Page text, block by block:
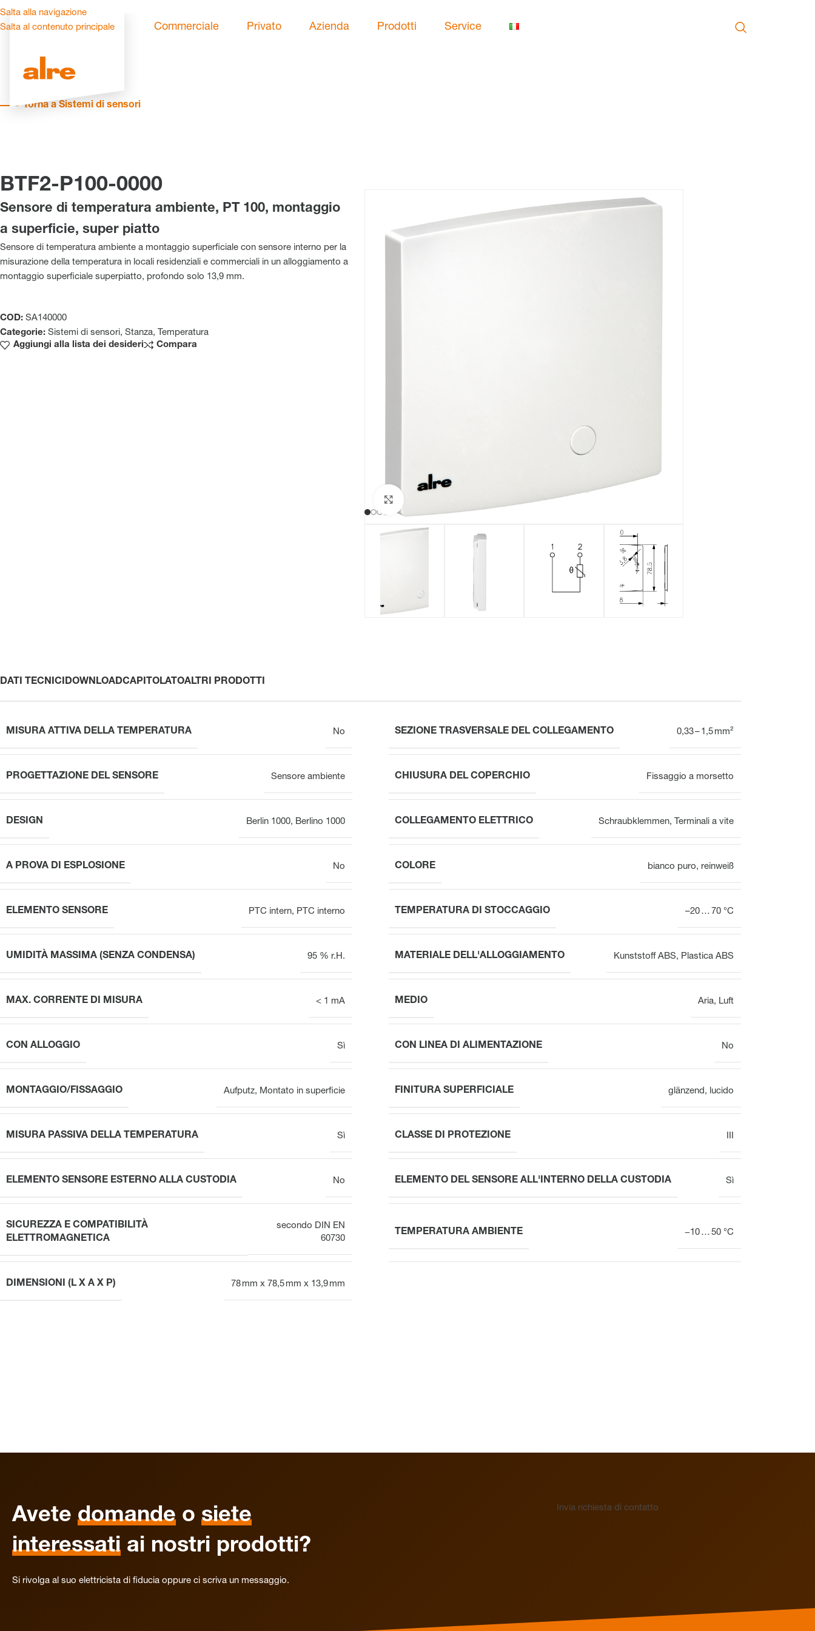
Salta alla navigazione
Salta al contenuto principale
Commerciale Privato Azienda Prodotti
VOOPx
Attuatori elettrotermici per
Attuatori elettrotermici per
Service
Torna a Sistemi di sensori
BTF2-P100-0000
Sensore di temperatura ambiente, PT 100, montaggio
a superficie, super piatto
Sensore di temperatura ambiente a montaggio superficiale con sensore interno per la
misurazione della temperatura in locali residenziali e commerciali in un alloggiamento a
montaggio superficiale superpiatto, profondo solo 13,9 mm.
COD: SA140000
Categorie: Sistemi di sensori, Stanza, Temperatura
Aggiungi alla lista dei desideri
Compara
DATI TECNICIDOWNLOADCAPITOLATOALTRI PRODOTTI
MISURA ATTIVA DELLA TEMPERATURA No SEZIONE TRASVERSALE DEL COLLEGAMENTO 0,33 – 1,5 mm²
PROGETTAZIONE DEL SENSORE Sensore ambiente CHIUSURA DEL COPERCHIO Fissaggio a morsetto
DESIGN Berlin 1000, Berlino 1000 COLLEGAMENTO ELETTRICO Schraubklemmen, Terminali a vite
A PROVA DI ESPLOSIONE No COLORE bianco puro, reinweiß
ELEMENTO SENSORE PTC intern, PTC interno TEMPERATURA DI STOCCAGGIO –20 … 70 °C
UMIDITÀ MASSIMA (SENZA CONDENSA) 95 % r.H. MATERIALE DELL'ALLOGGIAMENTO Kunststoff ABS, Plastica ABS
MAX. CORRENTE DI MISURA < 1 mA MEDIO Aria, Luft
CON ALLOGGIO Sì CON LINEA DI ALIMENTAZIONE No
MONTAGGIO/FISSAGGIO Aufputz, Montato in superficie FINITURA SUPERFICIALE glänzend , lucido
MISURA PASSIVA DELLA TEMPERATURA Sì CLASSE DI PROTEZIONE
ELEMENTO SENSORE ESTERNO ALLA CUSTODIA No ELEMENTO DEL SENSORE ALL'INTERNO DELLA CUSTODIA Sì
SICUREZZA E COMPATIBILITÀ
ELETTROMAGNETICA
secondo DIN EN
60730
TEMPERATURA AMBIENTE −10 … 50 °C
DIMENSIONI (L X A X P) 78 mm x 78,5 mm x 13,9 mm
Avete domande o siete
interessati ai nostri prodotti?
Si rivolga al suo elettricista di fiducia oppure ci scriva un messaggio.
Invia richiesta di contatto